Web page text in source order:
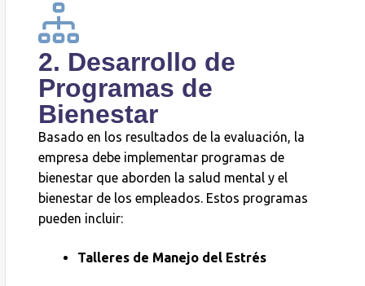
2. Desarrollo de
Programas de
Bienestar
Basado en los resultados de la evaluación, la
empresa debe implementar programas de
bienestar que aborden la salud mental y el
bienestar de los empleados. Estos programas
pueden incluir:
Talleres de Manejo del Estrés